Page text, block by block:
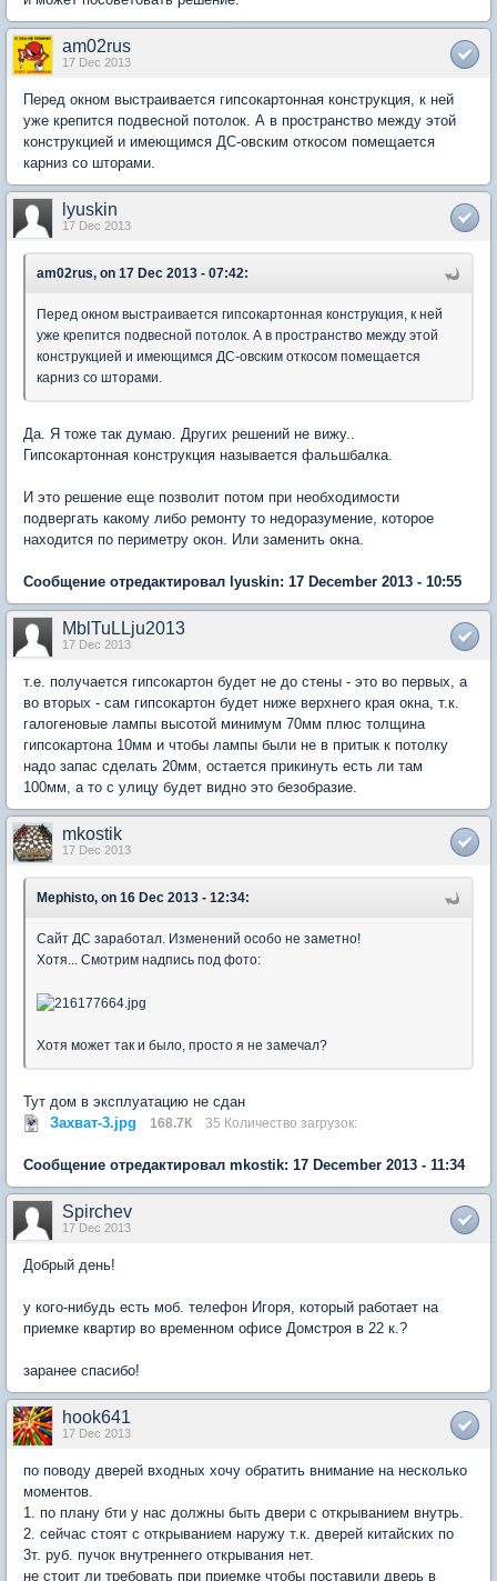
am02rus
17 Dec 2013
Перед окном выстраивается гипсокартонная конструкция, к ней
уже крепится подвесной потолок. А в пространство между этой
конструкцией и имеющимся ДС-овским откосом помещается
карниз со шторами.
lyuskin
17 Dec 2013
am02rus, on 17 Dec 2013 - 07:42:
Перед окном выстраивается гипсокартонная конструкция, к ней
уже крепится подвесной потолок. А в пространство между этой
конструкцией и имеющимся ДС-овским откосом помещается
карниз со шторами.
Да. Я тоже так думаю. Других решений не вижу..
Гипсокартонная конструкция называется фальшбалка.
И это решение еще позволит потом при необходимости
подвергать какому либо ремонту то недоразумение, которое
находится по периметру окон. Или заменить окна.
Сообщение отредактировал lyuskin: 17 December 2013 - 10:55
MblTuLLju2013
17 Dec 2013
т.е. получается гипсокартон будет не до стены - это во первых, а
во вторых - сам гипсокартон будет ниже верхнего края окна, т.к.
галогеновые лампы высотой минимум 70мм плюс толщина
гипсокартона 10мм и чтобы лампы были не в притык к потолку
надо запас сделать 20мм, остается прикинуть есть ли там
100мм, а то с улицу будет видно это безобразие.
mkostik
17 Dec 2013
Mephisto, on 16 Dec 2013 - 12:34:
Сайт ДС заработал. Изменений особо не заметно!
Хотя... Смотрим надпись под фото:
Хотя может так и было, просто я не замечал?
Тут дом в эксплуатацию не сдан
Захват-3.jpg
168.7К 35 Количество загрузок:
Сообщение отредактировал mkostik: 17 December 2013 - 11:34
Spirchev
17 Dec 2013
Добрый день!
у кого-нибудь есть моб. телефон Игоря, который работает на
приемке квартир во временном офисе Домстроя в 22 к.?
заранее спасибо!
hook641
17 Dec 2013
по поводу дверей входных хочу обратить внимание на несколько
моментов.
1. по плану бти у нас должны быть двери с открыванием внутрь.
2. сейчас стоят с открыванием наружу т.к. дверей китайских по
3т. руб. пучок внутреннего открывания нет.
не стоит ли требовать при приемке чтобы поставили дверь в